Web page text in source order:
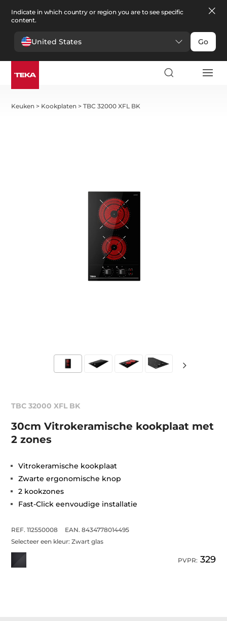
Indicate in which country or region you are to see specific
content.
United States Go
Keuken > Kookplaten >TBC 32000 XFL BK
TBC 32000 XFL BK
30cm Vitrokeramische kookplaat met
2 zones
Vitrokeramische kookplaat
Zwarte ergonomische knop
2 kookzones
Fast-Click eenvoudige installatie
REF. 112550008
EAN. 8434778014495
Selecteer een kleur:Zwart glas
PVPR: 329